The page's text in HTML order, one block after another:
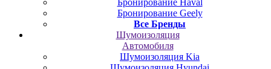
Бронирование Haval
Бронирование Geely
Все Бренды
Шумоизоляция
Автомобиля
Шумоизоляция Kia